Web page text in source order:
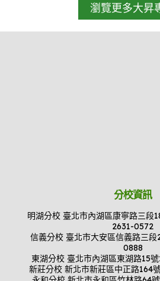
瀏覽更多大昇
分校資訊
明湖分校 臺北市內湖區康寧路三段
2631-0572
信義分校 臺北市大安區信義路三
0888
東湖分校 臺北市內湖區東湖路15
新莊分校 新北市新莊區中正路164